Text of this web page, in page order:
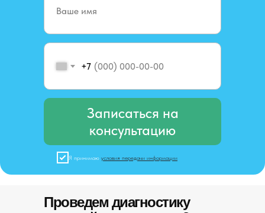
+7
Записаться на
консультацию
Я принимаю условия передачи информации
Проведем диагностику